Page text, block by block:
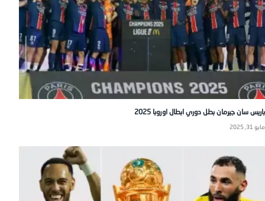
باريس سان جيرمان بطل دوري ابطال اوروبا 2025
مايو 31, 2025